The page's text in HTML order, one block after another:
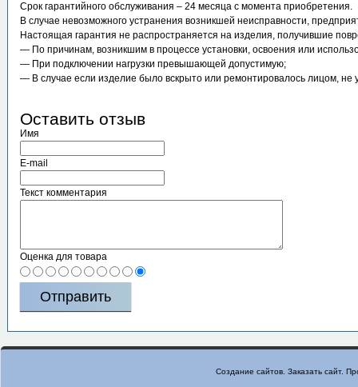
Срок гарантийного обслуживания – 24 месяца с момента приобретения.
В случае невозможного устранения возникшей неисправности,
Настоящая гарантия не распространяется на изделия, получившие
― По причинам, возникшим в процессе установки, освоения или
― При подключении нагрузки превышающей допустимую;
― В случае если изделие было вскрыто или ремонтировалось лицом,
Оставить отзыв
Имя
E-mail
Текст комментария
Оценка для товара
Создание сайтов. Заказать сайт.